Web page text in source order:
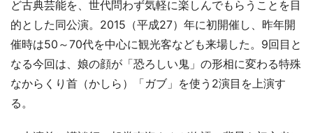
ど古典芸能を、世代問わず気軽に楽しんでもらうことを目
的とした同公演。2015（平成27）年に初開催し、昨年開
催時は50～70代を中心に観光客なども来場した。9回目と
なる今回は、娘の顔が「恐ろしい鬼」の形相に変わる特殊
なからくり首（かしら）「ガブ」を使う2演目を上演す
る。